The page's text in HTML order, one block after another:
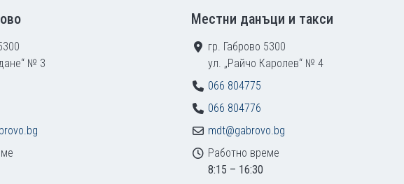
№ 3
Местни данъци и такси
гр. Габрово 5300
ул. „Райчо Каролев“ № 4
066 804775
066 804776
mdt@gabrovo.bg
Работно време
8:15 – 16:30